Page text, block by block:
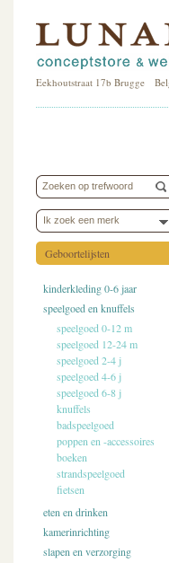
Eekhoutstraat 17b Brugge
Ik zoek een merk
Geboortelijsten
kinderkleding 0-6 jaar
speelgoed en knuffels
speelgoed 0-12 m
speelgoed 12-24 m
speelgoed 2-4 j
speelgoed 4-6 j
speelgoed 6-8 j
knuffels
badspeelgoed
poppen en -accessoires
boeken
strandspeelgoed
fietsen
eten en drinken
kamerinrichting
slapen en verzorging